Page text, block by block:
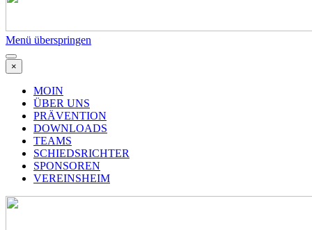
Menü überspringen
×
MOIN
ÜBER UNS
PRÄVENTION
DOWNLOADS
TEAMS
SCHIEDSRICHTER
SPONSOREN
VEREINSHEIM